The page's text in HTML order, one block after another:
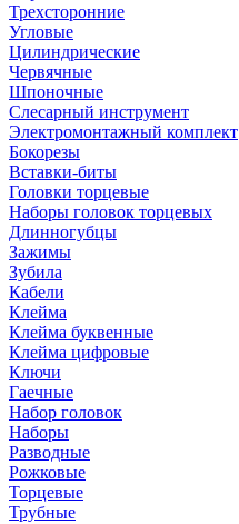
Трехсторонние
Угловые
Цилиндрические
Червячные
Шпоночные
Слесарный инструмент
Электромонтажный комплект
Бокорезы
Вставки-биты
Головки торцевые
Наборы головок торцевых
Длинногубцы
Зажимы
Зубила
Кабели
Клейма
Клейма буквенные
Клейма цифровые
Ключи
Гаечные
Набор головок
Наборы
Разводные
Рожковые
Торцевые
Трубные